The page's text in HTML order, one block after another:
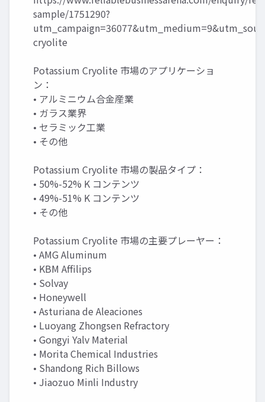
sample/1751290?
cryolite
Potassium Cryolite 市場のアプリケーショ
ン：
• アルミニウム合金産業
• ガラス業界
• セラミック工業
• その他
Potassium Cryolite 市場の製品タイプ：
• 50%-52% K コンテンツ
• 49%-51% K コンテンツ
• その他
Potassium Cryolite 市場の主要プレーヤー：
• AMG Aluminum
• KBM Affilips
• Solvay
• Honeywell
• Asturiana de Aleaciones
• Luoyang Zhongsen Refractory
• Gongyi Yalv Material
• Morita Chemical Industries
• Shandong Rich Billows
• Jiaozuo Minli Industry